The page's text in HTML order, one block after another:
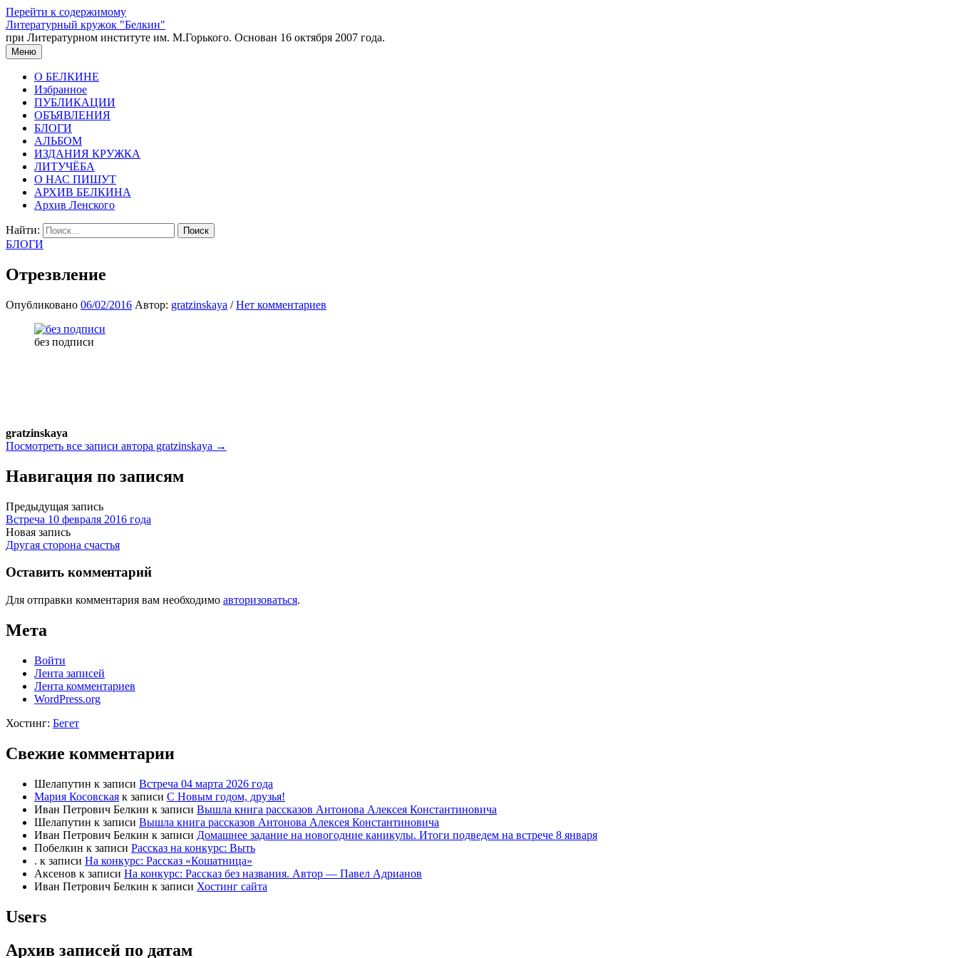
Перейти к содержимому
Литературный кружок "Белкин"
при Литературном институте им. М.Горького. Основан 16 октября 2007 года.
Меню
О БЕЛКИНЕ
Избранное
ПУБЛИКАЦИИ
ОБЪЯВЛЕНИЯ
БЛОГИ
АЛЬБОМ
ИЗДАНИЯ КРУЖКА
ЛИТУЧЁБА
О НАС ПИШУТ
АРХИВ БЕЛКИНА
Архив Ленского
Найти:
БЛОГИ
Отрезвление
Опубликовано 06/02/2016 Автор: gratzinskaya /Нет комментариев
без подписи
gratzinskaya
Посмотреть все записи автора gratzinskaya →
Навигация по записям
Предыдущая запись
Встреча 10 февраля 2016 года
Новая запись
Другая сторона счастья
Оставить комментарий
Для отправки комментария вам необходимо авторизоваться.
Мета
Войти
Лента записей
Лента комментариев
WordPress.org
Хостинг: Бегет
Свежие комментарии
Шелапутин к записи Встреча 04 марта 2026 года
Мария Косовская к записи С Новым годом, друзья!
Иван Петрович Белкин к записи Вышла книга рассказов Антонова Алексея Константиновича
Шелапутин к записи Вышла книга рассказов Антонова Алексея Константиновича
Иван Петрович Белкин к записи Домашнее задание на новогодние каникулы. Итоги подведем на встрече 8 января
Побелкин к записи Рассказ на конкурс: Выть
. к записи На конкурс: Рассказ «Кошатница»
Аксенов к записи На конкурс: Рассказ без названия. Автор — Павел Адрианов
Иван Петрович Белкин к записи Хостинг сайта
Users
Архив записей по датам